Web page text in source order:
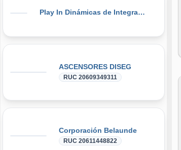
Play In Dinámicas de Integración, Gymkanas, Eventos Corporativos
ASCENSORES DISEG
RUC 20609349311
Corporación Belaunde
RUC 20611448822